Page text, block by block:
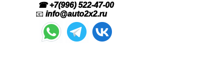
☎ +7(996) 522-47-00
📧 info@auto2x2.ru